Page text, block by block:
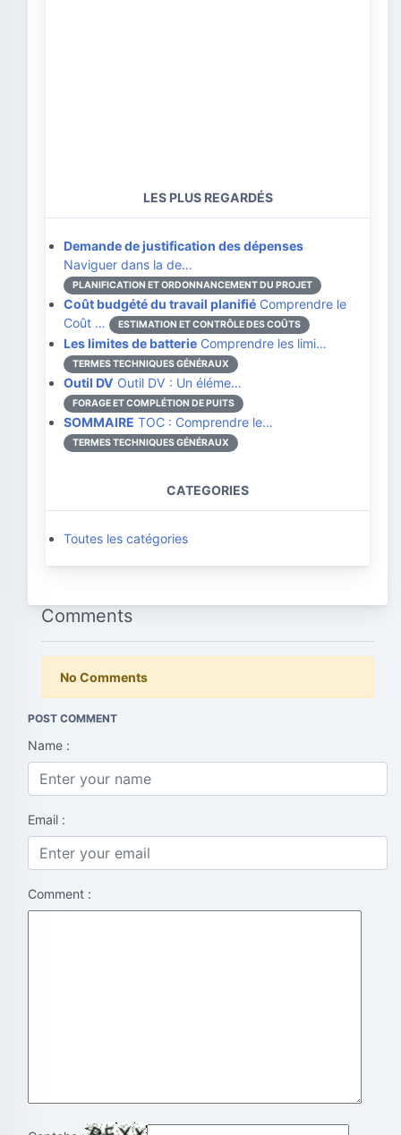
LES PLUS REGARDÉS
Demande de justification des dépenses
Naviguer dans la de…
PLANIFICATION ET ORDONNANCEMENT DU PROJET
Coût budgété du travail planifié Comprendre le
Coût …
ESTIMATION ET CONTRÔLE DES COÛTS
Les limites de batterie Comprendre les limi…
TERMES TECHNIQUES GÉNÉRAUX
Outil DV Outil DV : Un éléme…
FORAGE ET COMPLÉTION DE PUITS
SOMMAIRE TOC : Comprendre le…
TERMES TECHNIQUES GÉNÉRAUX
CATEGORIES
Toutes les catégories
Comments
No Comments
POST COMMENT
Name :
Email :
Comment :